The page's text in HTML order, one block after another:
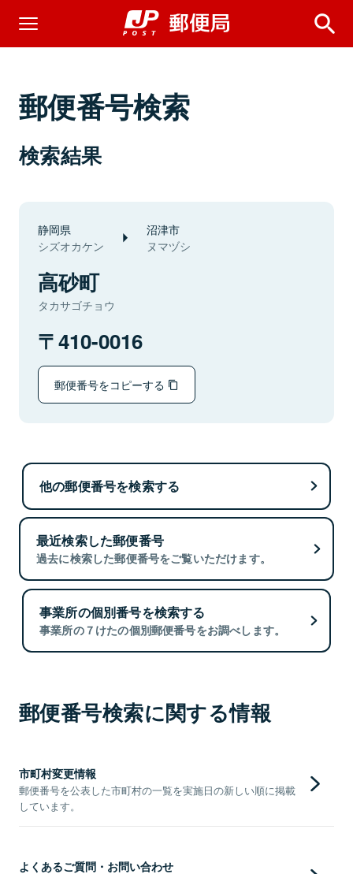
郵便番号検索
検索結果
静岡県
シズオカケン
沼津市
ヌマヅシ
高砂町
タカサゴチョウ
410-0016
郵便番号をコピーする
他の郵便番号を検索する
最近検索した郵便番号
過去に検索した郵便番号をご覧いただけます。
事業所の個別番号を検索する
事業所の７けたの個別郵便番号をお調べします。
郵便番号検索に関する情報
市町村変更情報
郵便番号を公表した市町村の一覧を実施日の新しい順に掲載
しています。
よくあるご質問・お問い合わせ